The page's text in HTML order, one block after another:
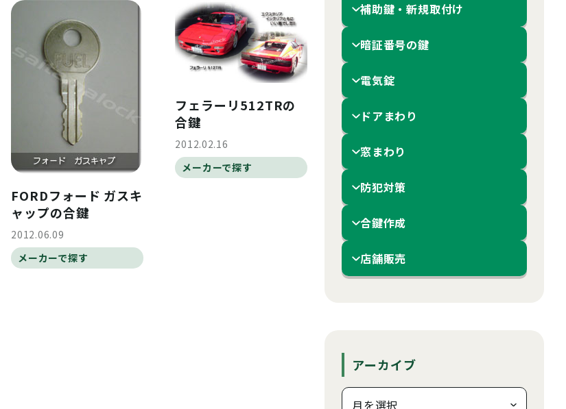
FORDフォード ガスキ
ャップの合鍵
2012.06.09
メーカーで探す
フェラーリ512TRの
合鍵
2012.02.16
メーカーで探す
補助鍵・新規取付け
暗証番号の鍵
電気錠
ドアまわり
窓まわり
防犯対策
合鍵作成
店舗販売
アーカイブ